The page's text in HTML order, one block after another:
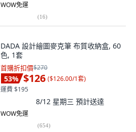
WOW免運
(16)
DADA 設計繪圖麥克筆 布質收納盒, 60
色, 1套
首購折扣價$270
53% $126 ($126.00/1套)
運費 $195
8/12 星期三 預計送達
WOW免運
(654)